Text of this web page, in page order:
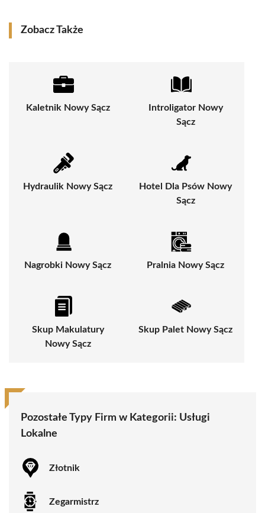
Zobacz Także
Kaletnik Nowy Sącz
Introligator Nowy
Sącz
Hydraulik Nowy Sącz
Hotel Dla Psów Nowy
Sącz
Nagrobki Nowy Sącz Pralnia Nowy Sącz
Skup Makulatury
Nowy Sącz
Skup Palet Nowy Sącz
Pozostałe Typy Firm w Kategorii: Usługi
Lokalne
Złotnik
Zegarmistrz